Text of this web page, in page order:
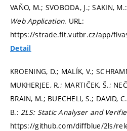
VAŇO, M.; SVOBODA, J.; SAKIN, M.:
Web Application. URL:
https://strade.fit.vutbr.cz/app/
Detail
KROENING, D.; MALÍK, V.;
MUKHERJEE, R.; MARTIČEK, Š.;
BRAIN, M.; BUECHELI, S.; DAVID,
B.: 2LS: Static Analyser and
https://github.com/diffblue/2ls/